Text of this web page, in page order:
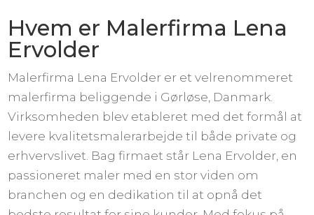
Hvem er Malerfirma Lena
Ervolder
Malerfirma Lena Ervolder er et velrenommeret
malerfirma beliggende i Gørløse, Danmark.
Virksomheden blev etableret med det formål at
levere kvalitetsmalerarbejde til både private og
erhvervslivet. Bag firmaet står Lena Ervolder, en
passioneret maler med en stor viden om
branchen og en dedikation til at opnå det